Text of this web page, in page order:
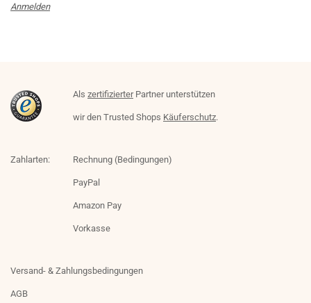
Anmelden
Als zertifizierterPartner unterstützen
wir den Trusted Shops Käuferschutz.
Zahlarten: Rechnung (Bedingungen)
PayPal
Amazon Pay
Vorkasse
Versand- & Zahlungsbedingungen
AGB